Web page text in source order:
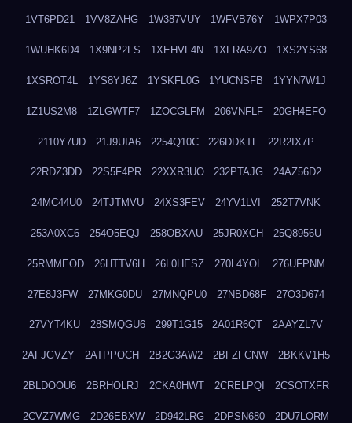
1VT6PD21 1VV8ZAHG 1W387VUY 1WFVB76Y 1WPX7P03
1WUHK6D4 1X9NP2FS 1XEHVF4N 1XFRA9ZO 1XS2YS68
1XSROT4L 1YS8YJ6Z 1YSKFL0G 1YUCNSFB 1YYN7W1J
1Z1US2M8 1ZLGWTF7 1ZOCGLFM 206VNFLF 20GH4EFO
2110Y7UD 21J9UIA6 2254Q10C 226DDKTL 22R2IX7P
22RDZ3DD 22S5F4PR 22XXR3UO 232PTAJG 24AZ56D2
24MC44U0 24TJTMVU 24XS3FEV 24YV1LVI 252T7VNK
253A0XC6 254O5EQJ 258OBXAU 25JR0XCH 25Q8956U
25RMMEOD 26HTTV6H 26L0HESZ 270L4YOL 276UFPNM
27E8J3FW 27MKG0DU 27MNQPU0 27NBD68F 27O3D674
27VYT4KU 28SMQGU6 299T1G15 2A01R6QT 2AAYZL7V
2AFJGVZY 2ATPPOCH 2B2G3AW2 2BFZFCNW 2BKKV1H5
2BLDOOU6 2BRHOLRJ 2CKA0HWT 2CRELPQI 2CSOTXFR
2CVZ7WMG 2D26EBXW 2D942LRG 2DPSN680 2DU7LORM